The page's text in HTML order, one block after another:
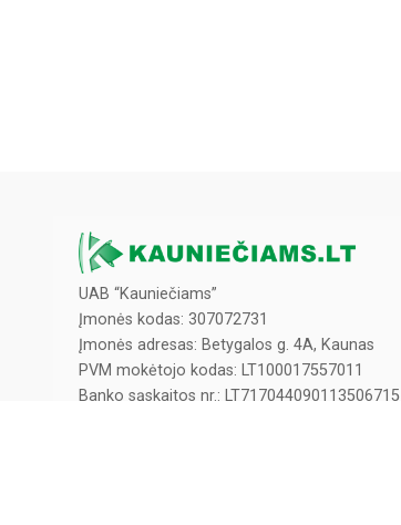
UAB “Kauniečiams”
Įmonės kodas: 307072731
Įmonės adresas: Betygalos g. 4A, Kaunas
PVM mokėtojo kodas: LT100017557011
Banko sąskaitos nr.: LT717044090113506715